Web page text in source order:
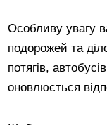
Особливу увагу
подорожей та
потягів,
оновлюється